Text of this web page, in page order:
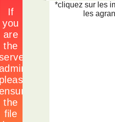
*cliquez sur les
les